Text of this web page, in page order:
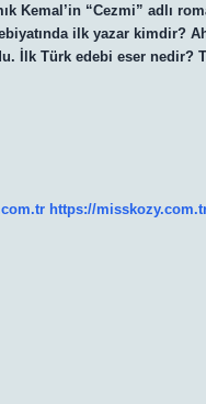
Kemal’in “Cezmi” adlı
ilk yazar kimdir?
İlk Türk edebi eser
https://